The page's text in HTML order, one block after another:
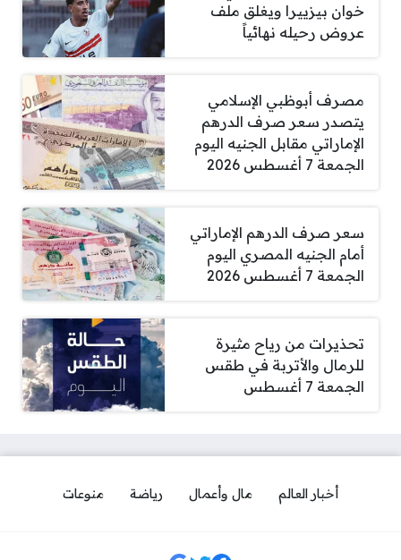
خوان بيزييرا ويغلق ملف
عروض رحيله نهائياً
مصرف أبوظبي الإسلامي
يتصدر سعر صرف الدرهم
الإماراتي مقابل الجنيه اليوم
الجمعة 7 أغسطس 2026
سعر صرف الدرهم الإماراتي
أمام الجنيه المصري اليوم
الجمعة 7 أغسطس 2026
تحذيرات من رياح مثيرة
للرمال والأتربة في طقس
الجمعة 7 أغسطس
أخبار العالم مال وأعمال رياضة منوعات